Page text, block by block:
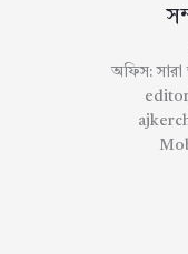
অফিস: সারা